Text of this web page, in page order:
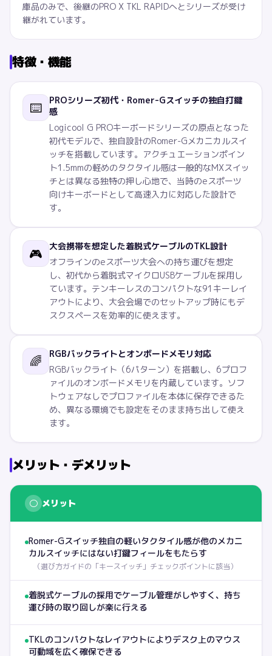
庫品のみで、後継のPRO X TKL RAPIDへとシリーズが受け
継がれています。
特徴・機能
⌨️
PROシリーズ初代・Romer-Gスイッチの独自打鍵
感
Logicool G PROキーボードシリーズの原点となった
初代モデルで、独自設計のRomer-Gメカニカルスイ
ッチを搭載しています。アクチュエーションポイン
ト1.5mmの軽めのタクタイル感は一般的なMXスイッ
チとは異なる独特の押し心地で、当時のeスポーツ
向けキーボードとして高速入力に対応した設計で
す。
🎮
大会携帯を想定した着脱式ケーブルのTKL設計
オフラインのeスポーツ大会への持ち運びを想定
し、初代から着脱式マイクロUSBケーブルを採用し
ています。テンキーレスのコンパクトな91キーレイ
アウトにより、大会会場でのセットアップ時にもデ
スクスペースを効率的に使えます。
🌈
RGBバックライトとオンボードメモリ対応
RGBバックライト（6パターン）を搭載し、6プロフ
ァイルのオンボードメモリを内蔵しています。ソフ
トウェアなしでプロファイルを本体に保存できるた
め、異なる環境でも設定をそのまま持ち出して使え
ます。
メリット・デメリット
○ メリット
Romer-Gスイッチ独自の軽いタクタイル感が他のメカニ
カルスイッチにはない打鍵フィールをもたらす
（選び方ガイドの「キースイッチ」チェックポイントに該当）
着脱式ケーブルの採用でケーブル管理がしやすく、持ち
運び時の取り回しが楽に行える
TKLのコンパクトなレイアウトによりデスク上のマウス
可動域を広く確保できる